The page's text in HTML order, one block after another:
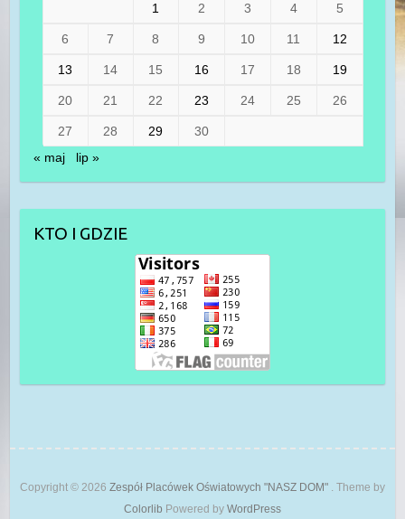
1 2 3 4 5
6 7 8 9 10 11 12
13 14 15 16 17 18 19
20 21 22 23 24 25 26
27 28 29
30
« maj
lip »
KTO I GDZIE
Copyright © 2026 Zespół Placówek Oświatowych "NASZ DOM" . Theme by
Colorlib Powered by WordPress